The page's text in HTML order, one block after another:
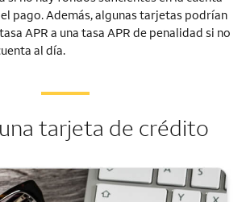
pago. Además, algunas tarjetas podrían
APR a una tasa APR de penalidad si no
al día.
tarjeta de crédito